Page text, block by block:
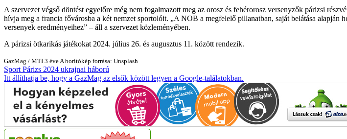
A szervezet végső döntést egyelőre még nem fogalmazott meg az orosz és fehérorosz versenyzők párizsi
hívja meg a francia fővárosba a két nemzet sportolóit.
A NOB a megfelelő pillanatban, saját belátása alapján
versenyek eredményeihez
– áll a szervezet közleményében.
A párizsi ötkarikás játékokat 2024. július 26. és augusztus 11. között rendezik.
GazMag / MTI 3 éve A borítókép forrása: Unsplash
Sport Párizs 2024 ukrajnai háború
Itt állíthatja be, hogy a GazMag az elsők között legyen a Google-találatokban.